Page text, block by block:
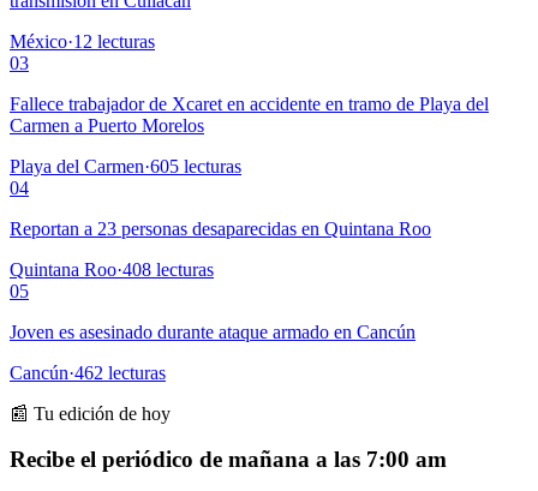
México·12 lecturas
03
Fallece trabajador de Xcaret en accidente en tramo de Playa del
Carmen a Puerto Morelos
Playa del Carmen·605 lecturas
04
Reportan a 23 personas desaparecidas en Quintana Roo
Quintana Roo·408 lecturas
05
Joven es asesinado durante ataque armado en Cancún
Cancún·462 lecturas
📰 Tu edición de hoy
Recibe el periódico de mañana a las 7:00 am